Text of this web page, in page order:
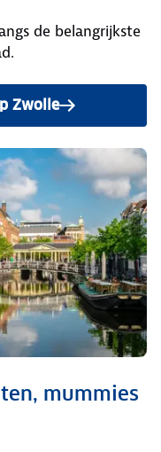
de belangrijkste
Zwolle
mummies